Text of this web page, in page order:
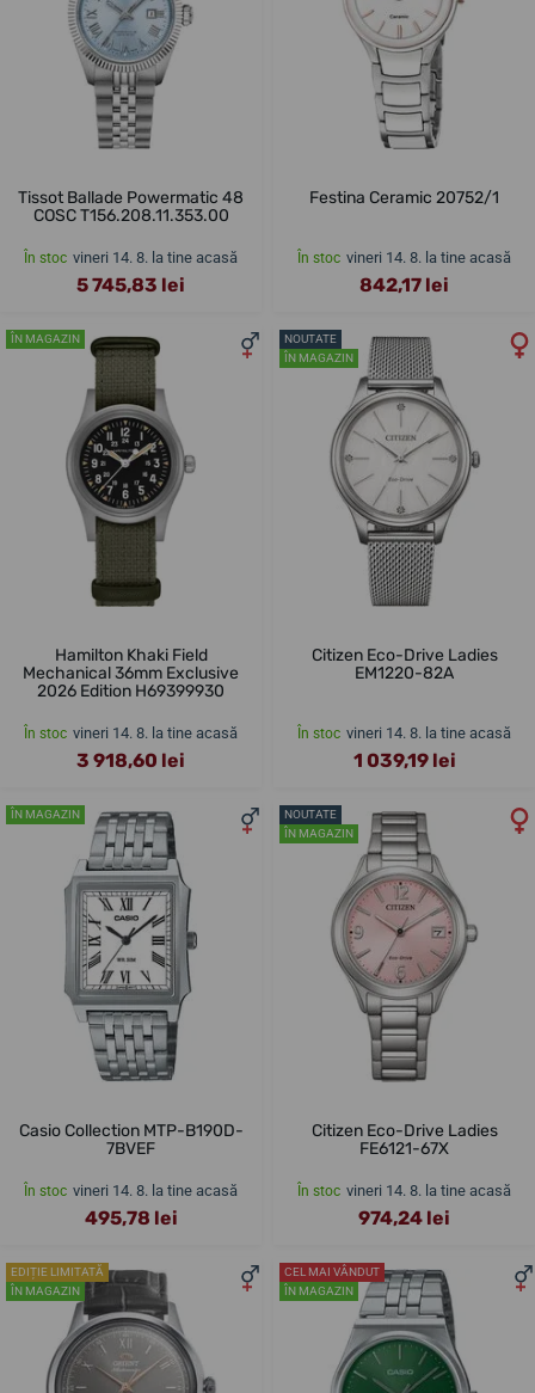
Tissot Ballade Powermatic 48
COSC T156.208.11.353.00
În stoc vineri 14. 8. la tine acasă
5 745,83 lei
Festina Ceramic 20752/1
În stoc vineri 14. 8. la tine acasă
842,17 lei
ÎN MAGAZIN
Hamilton Khaki Field
Mechanical 36mm Exclusive
2026 Edition H69399930
În stoc vineri 14. 8. la tine acasă
3 918,60 lei
NOUTATE
ÎN MAGAZIN
Citizen Eco-Drive Ladies
EM1220-82A
În stoc vineri 14. 8. la tine acasă
1 039,19 lei
ÎN MAGAZIN
Casio Collection MTP-B190D-
7BVEF
În stoc vineri 14. 8. la tine acasă
495,78 lei
NOUTATE
ÎN MAGAZIN
Citizen Eco-Drive Ladies
FE6121-67X
În stoc vineri 14. 8. la tine acasă
974,24 lei
EDIȚIE LIMITATĂ
ÎN MAGAZIN
CEL MAI VÂNDUT
ÎN MAGAZIN